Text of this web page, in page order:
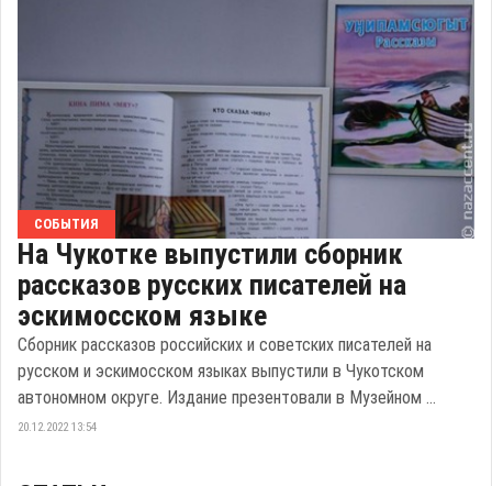
СОБЫТИЯ
На Чукотке выпустили сборник
рассказов русских писателей на
эскимосском языке
Сборник рассказов российских и советских писателей на
русском и эскимосском языках выпустили в Чукотском
автономном округе. Издание презентовали в Музейном ...
20.12.2022 13:54